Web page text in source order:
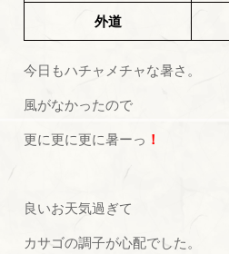
外道
今日もハチャメチャな暑さ。
風がなかったので
更に更に更に暑ーっ ！
良いお天気過ぎて
カサゴの調子が心配でした。